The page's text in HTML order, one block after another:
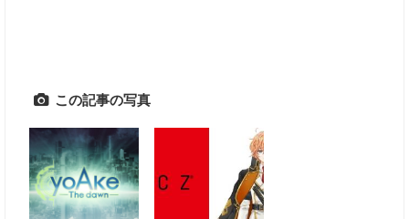
この記事の写真